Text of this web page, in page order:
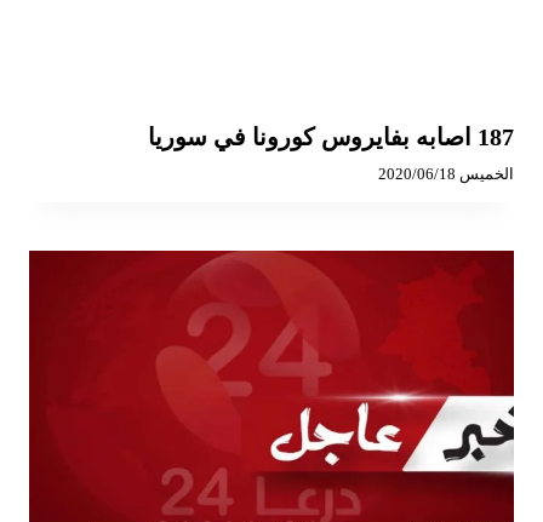
187 اصابه بفايروس كورونا في سوريا
الخميس 2020/06/18